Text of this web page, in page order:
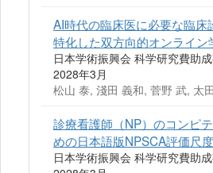
AI時代の臨床医に必要な臨床
特化した双方向的オンライン
日本学術振興会 科学研究費助
2028年3月
松山 泰, 淺田 義和, 菅野 武, 太
診療看護師（NP）のコンピ
めの日本語版NPSCA評価尺
日本学術振興会 科学研究費助